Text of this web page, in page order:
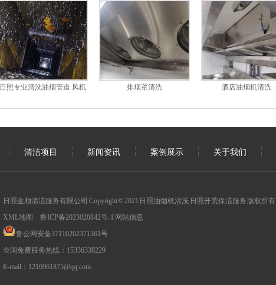
日照专业清洗油烟管道 风机 排烟罩清洗 酒店油烟机清洗
清洁项目 新闻资讯 案例展示 关于我们
日照金顺清洁服务有限公司 Copyright © 2021 日照油烟机清洗 日照开荒保洁服务 版权所有
XML地图
鲁ICP备2023020842号-1 网站信息
鲁公网安备37110202371361号
全国免费服务热线：15336338229
E-mail：1216961875@qq.com